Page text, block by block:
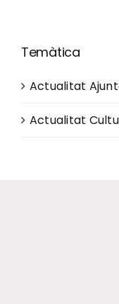
Temàtica
Actualitat
Actualitat